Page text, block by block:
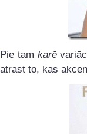
Pie tam karē
atrast to, kas